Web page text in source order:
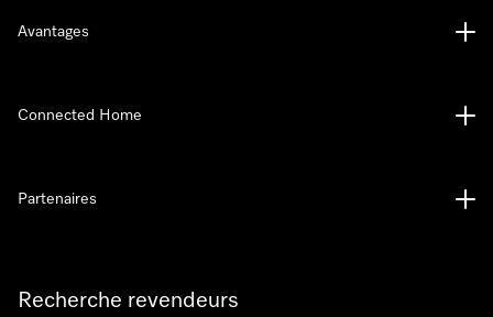
Recherche revendeurs
Avantages
Connected Home
Partenaires